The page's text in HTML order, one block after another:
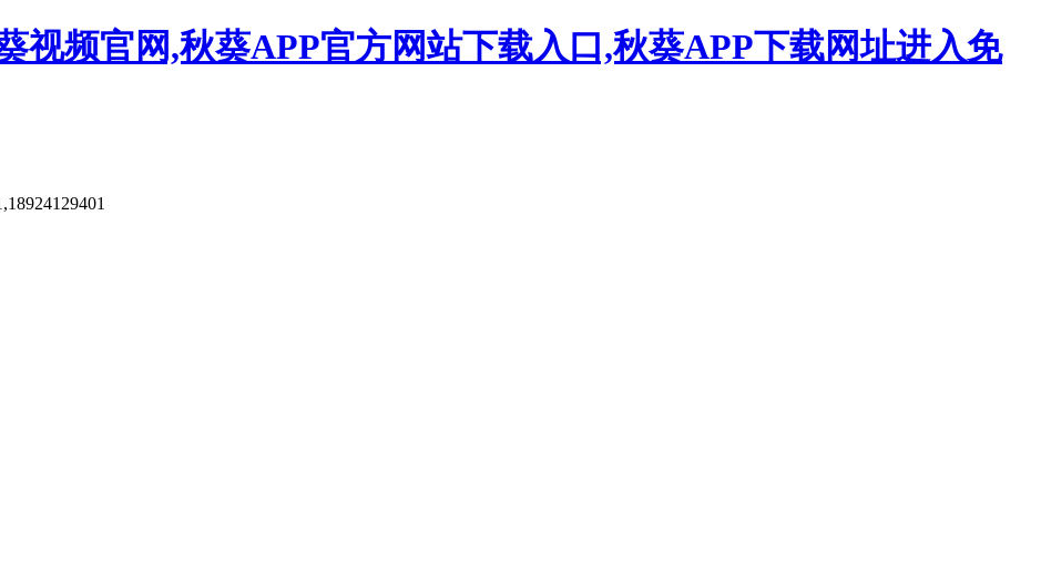
视频官网,秋葵APP官方网站下载入口,秋葵APP下载网址进入免